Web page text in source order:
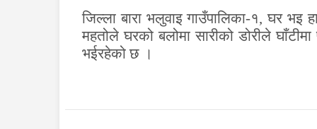
जिल्ला बारा भलुवाइ गाउँपालिका-१, घर
महतोले घरको बलोमा सारीको डोरीले
भईरहेको छ ।